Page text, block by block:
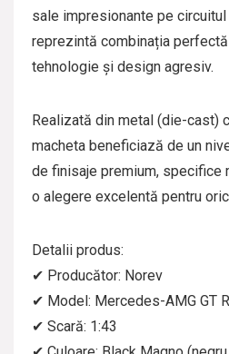
sale impresionante pe circuitul
reprezintă combinația
tehnologie și design agresiv.
Realizată din metal (die-cast)
macheta beneficiază de un
de finisaje premium, specifice
o alegere excelentă pentru
Detalii produs:
✔ Producător: Norev
✔ Model: Mercedes-AMG GT R
✔ Scară: 1:43